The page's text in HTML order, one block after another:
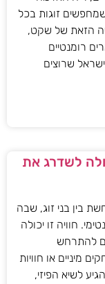
זוגות בכל
הזאת של שקט,
רומנטיים
שרוצים
לשדרג את
בין בני זוג, שבה
חוויה זו יכולה
להתרחש
מיניים או חוויות
לשיא הפיזי,